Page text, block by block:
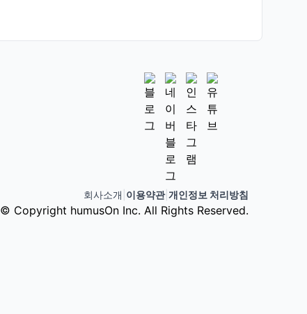
회사소개 이용약관| 개인정보 처리방침
© Copyright humusOn Inc. All Rights Reserved.